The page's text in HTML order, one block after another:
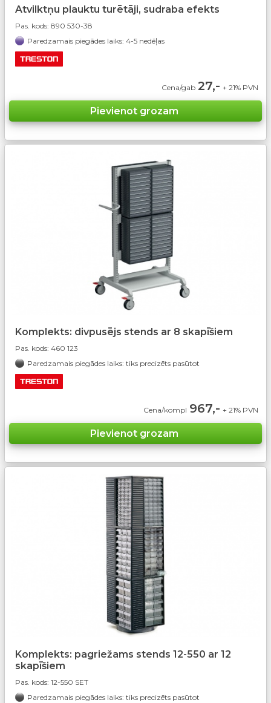
Atvilktņu plauktu turētāji, sudraba efekts
Pas. kods: 890 530-38
Paredzamais piegādes laiks: 4-5 nedēļas
Cena/gab 27,- + 21% PVN
Komplekts: divpusējs stends ar 8 skapīšiem
Pas. kods: 460 123
Paredzamais piegādes laiks: tiks precizēts pasūtot
Cena/kompl 967,- + 21% PVN
Komplekts: pagriežams stends 12-550 ar 12
skapīšiem
Pas. kods: 12-550 SET
Paredzamais piegādes laiks: tiks precizēts pasūtot